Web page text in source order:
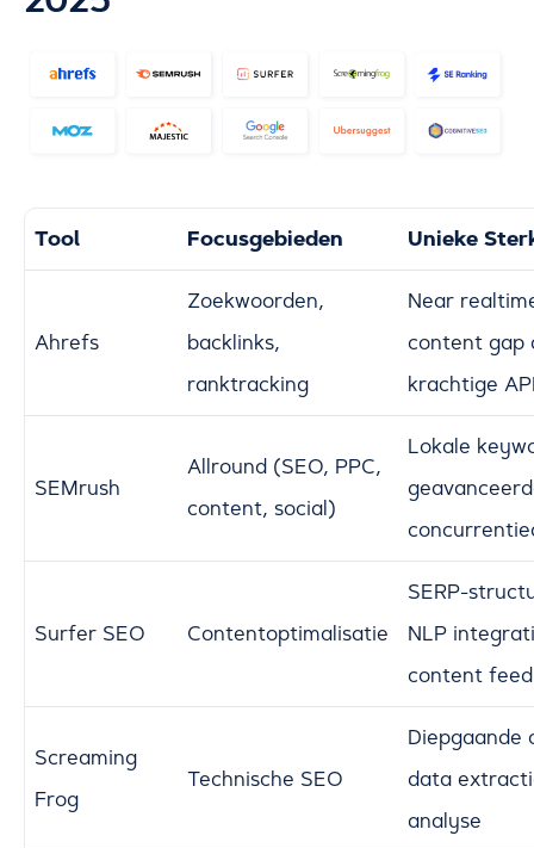
Tool Focusgebieden Unieke
Ahrefs
Zoekwoorden,
backlinks,
ranktracking
Near
content gap
krachtige
SEMrush
Allround (SEO, PPC,
content, social)
Lokale
Surfer SEO Contentoptimalisatie
SERP-
NLP
content
Screaming
Frog
Technische SEO
Diepgaande
data
analyse